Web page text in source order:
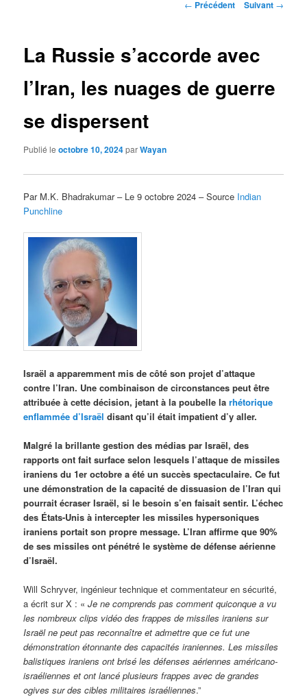
Navigation
← Précédent Suivant →
La Russie s’accorde avec
l’Iran, les nuages de guerre
se dispersent
Publié leoctobre 10, 2024parWayan
Par M.K. Bhadrakumar – Le 9 octobre 2024 – Source Indian
Punchline
Israël a apparemment mis de côté son projet d’attaque
contre l’Iran. Une combinaison de circonstances peut être
attribuée à cette décision, jetant à la poubelle la rhétorique
enflammée d’Israël disant qu’il était impatient d’y aller.
Malgré la brillante gestion des médias par Israël, des
rapports ont fait surface selon lesquels l’attaque de missiles
iraniens du 1er octobre a été un succès spectaculaire. Ce fut
une démonstration de la capacité de dissuasion de l’Iran qui
pourrait écraser Israël, si le besoin s’en faisait sentir. L’échec
des États-Unis à intercepter les missiles hypersoniques
iraniens portait son propre message. L’Iran affirme que 90%
de ses missiles ont pénétré le système de défense aérienne
d’Israël.
Will Schryver, ingénieur technique et commentateur en sécurité,
a écrit sur X : «Je ne comprends pas comment quiconque a vu
les nombreux clips vidéo des frappes de missiles iraniens sur
Israël ne peut pas reconnaître et admettre que ce fut une
démonstration étonnante des capacités iraniennes. Les missiles
balistiques iraniens ont brisé les défenses aériennes américano-
israéliennes et ont lancé plusieurs frappes avec de grandes
ogives sur des cibles militaires israéliennes.”